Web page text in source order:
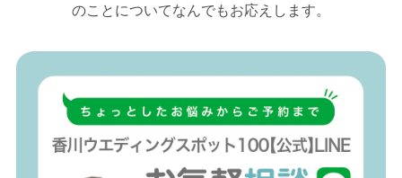
のことについてなんでもお応えします。